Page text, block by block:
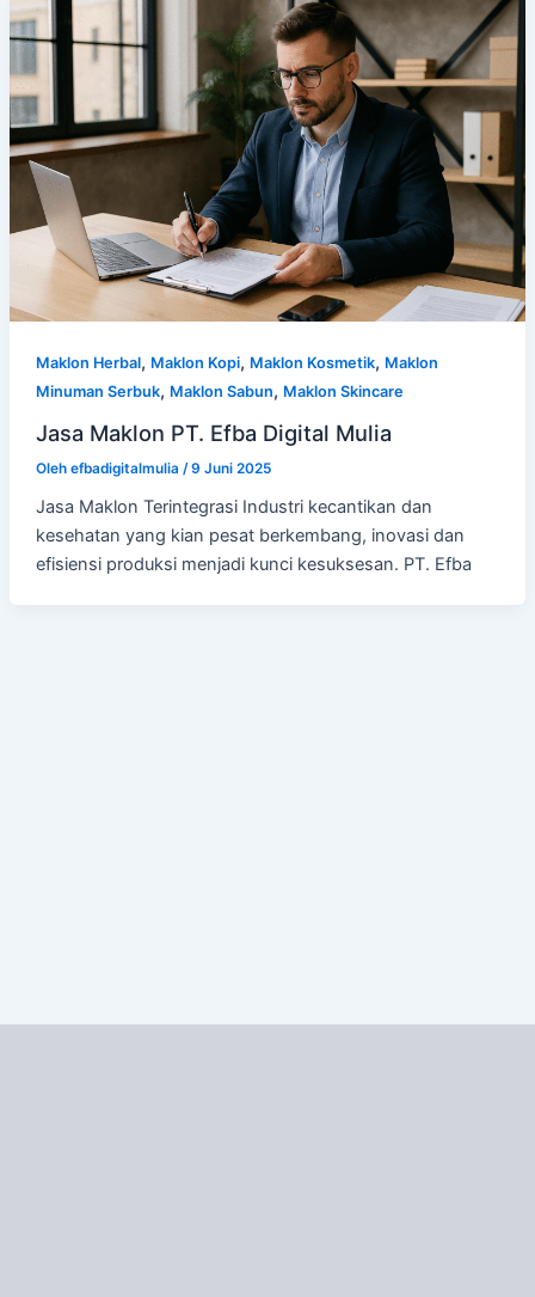
Maklon Herbal, Maklon Kopi, Maklon Kosmetik, Maklon
Minuman Serbuk, Maklon Sabun, Maklon Skincare
Jasa Maklon PT. Efba Digital Mulia
Oleh efbadigitalmulia /9 Juni 2025
Jasa Maklon Terintegrasi Industri kecantikan dan
kesehatan yang kian pesat berkembang, inovasi dan
efisiensi produksi menjadi kunci kesuksesan. PT. Efba